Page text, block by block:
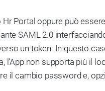
Portal oppure può
SAML 2.0
un token. In questo
non supporta più il
il cambio password e,